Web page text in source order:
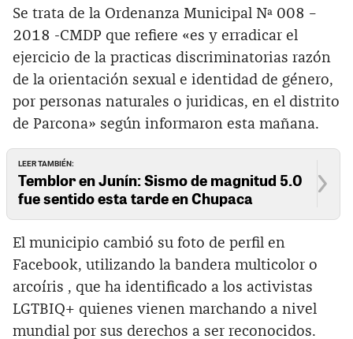
Se trata de la Ordenanza Municipal Nª 008 –
2018 -CMDP que refiere «es y erradicar el
ejercicio de la practicas discriminatorias razón
de la orientación sexual e identidad de género,
por personas naturales o juridicas, en el distrito
de Parcona» según informaron esta mañana.
LEER TAMBIÉN:
Temblor en Junín: Sismo de magnitud 5.0
fue sentido esta tarde en Chupaca
El municipio cambió su foto de perfil en
Facebook, utilizando la bandera multicolor o
arcoíris , que ha identificado a los activistas
LGTBIQ+ quienes vienen marchando a nivel
mundial por sus derechos a ser reconocidos.